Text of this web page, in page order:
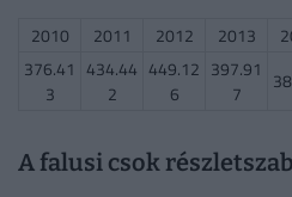
2010 2011 2012 2013
376.41
3
434.44
2
449.12
6
397.91
7
A falusi csok